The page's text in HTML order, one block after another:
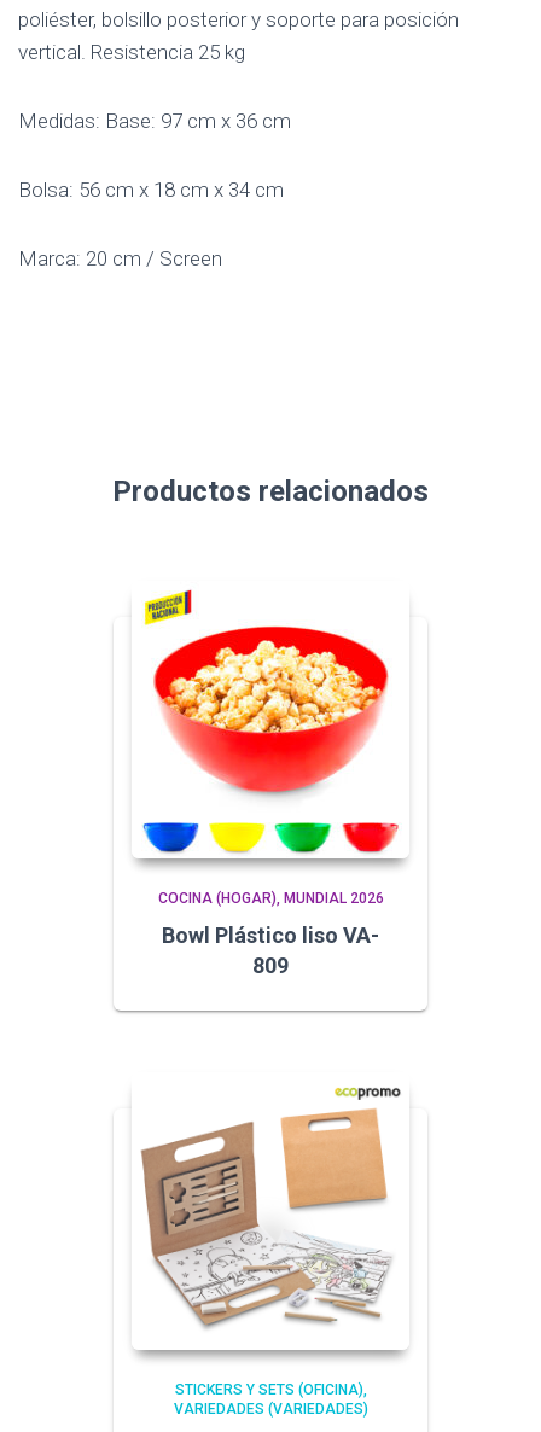
poliéster, bolsillo posterior y soporte para posición
vertical. Resistencia 25 kg
Medidas: Base: 97 cm x 36 cm
Bolsa: 56 cm x 18 cm x 34 cm
Marca: 20 cm / Screen
Productos relacionados
COCINA (HOGAR) MUNDIAL 2026
Bowl Plástico liso VA-
809
STICKERS Y SETS (OFICINA)
VARIEDADES (VARIEDADES)